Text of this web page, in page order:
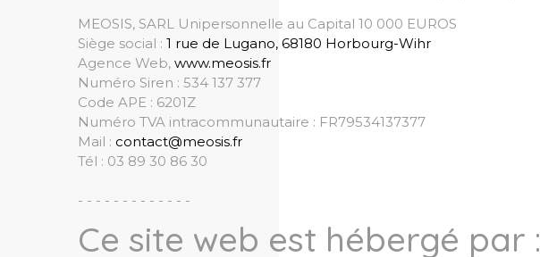
MEOSIS, SARL Unipersonnelle au Capital 10 000 EUROS
Siège social : 1 rue de Lugano, 68180 Horbourg-Wihr
Agence Web, www.meosis.fr
Numéro Siren : 534 137 377
Code APE : 6201Z
Numéro TVA intracommunautaire : FR79534137377
Mail : contact@meosis.fr
Tél : 03 89 30 86 30
- - - - - - - - - - - - -
Ce site web est hébergé par :